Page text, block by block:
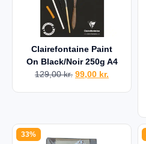
Clairefontaine Paint
On Black/Noir 250g A4
129,00kr. 99,00 kr.
33%